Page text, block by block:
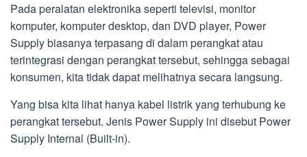
Pada peralatan elektronika seperti televisi, monitor
komputer, komputer desktop, dan DVD player, Power
Supply biasanya terpasang di dalam perangkat atau
terintegrasi dengan perangkat tersebut, sehingga sebagai
konsumen, kita tidak dapat melihatnya secara langsung.
Yang bisa kita lihat hanya kabel listrik yang terhubung ke
perangkat tersebut. Jenis Power Supply ini disebut Power
Supply Internal (Built-in).